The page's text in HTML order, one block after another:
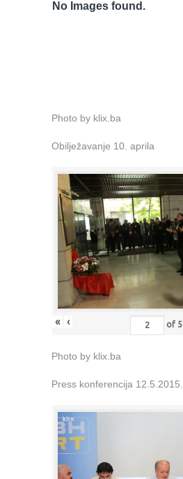
No Images found.
Photo by klix.ba
Obilježavanje 10. aprila
« ‹ of 5
Photo by klix.ba
Press konferencija 12.5.2015.